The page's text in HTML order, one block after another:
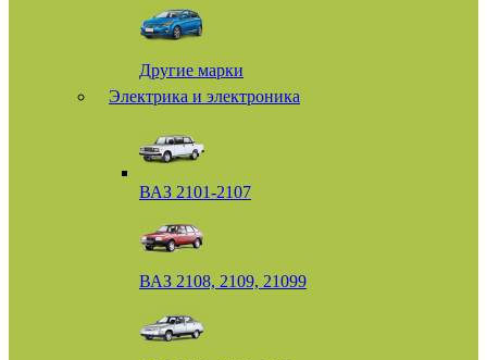
Другие марки
Электрика и электроника
ВАЗ 2101-2107
ВАЗ 2108, 2109, 21099